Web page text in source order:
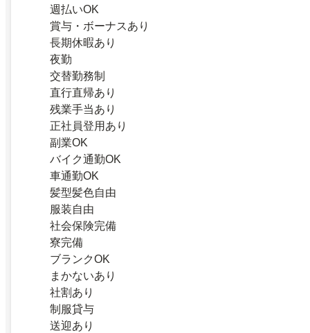
週払いOK
賞与・ボーナスあり
長期休暇あり
夜勤
交替勤務制
直行直帰あり
残業手当あり
正社員登用あり
副業OK
バイク通勤OK
車通勤OK
髪型髪色自由
服装自由
社会保険完備
寮完備
ブランクOK
まかないあり
社割あり
制服貸与
送迎あり